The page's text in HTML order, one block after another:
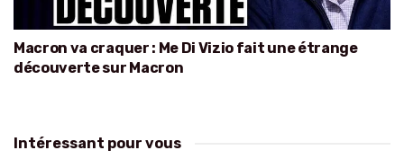
Macron va craquer : Me Di Vizio fait une étrange
découverte sur Macron
Intéressant pour vous